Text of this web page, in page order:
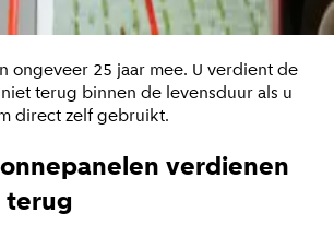
ongeveer 25 jaar mee. U verdient de
terug binnen de levensduur als u
direct zelf gebruikt.
verdienen
terug